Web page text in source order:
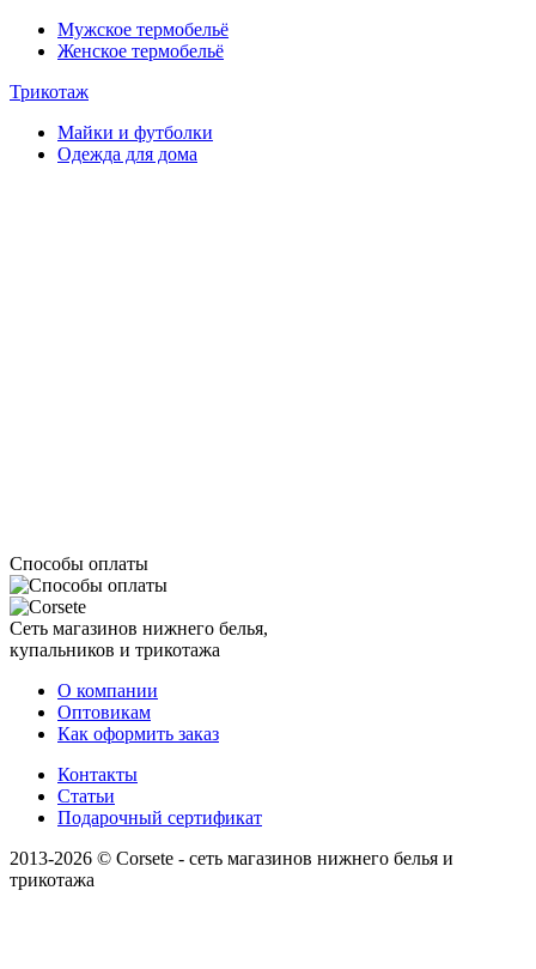
Мужское термобельё
Женское термобельё
Трикотаж
Майки и футболки
Одежда для дома
Способы оплаты
Сеть магазинов нижнего белья,
купальников и трикотажа
О компании
Оптовикам
Как оформить заказ
Контакты
Статьи
Подарочный сертификат
2013-2026 © Corsete - сеть магазинов нижнего белья и
трикотажа